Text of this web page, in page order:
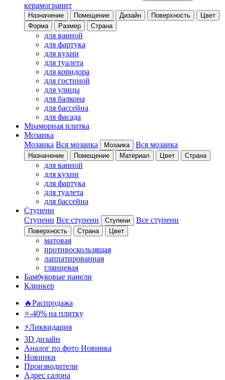
керамогранит
Назначение Помещение Дизайн Поверхность
Цвет
Форма
Размер Страна
для ванной
для фартука
для кухни
для туалета
для коридора
для гостиной
для улицы
для балкона
для бассейна
для фасада
Мраморная плитка
Мозаика
Мозаика Вся мозаика Мозаика Вся мозаика
Назначение Помещение Материал Цвет Страна
для ванной
для кухни
для фартука
для туалета
для бассейна
Ступени
Ступени Все ступени Ступени Все ступени
Поверхность Страна Цвет
матовая
противоскользящая
лаппатированная
глянцевая
Бамбуковые панели
Клинкер
🔥Распродажа
⭐-40% на плитку
⚡️Ликвидация
3D дизайн
Аналог по фото Новинка
Новинки
Производители
Адрес салона